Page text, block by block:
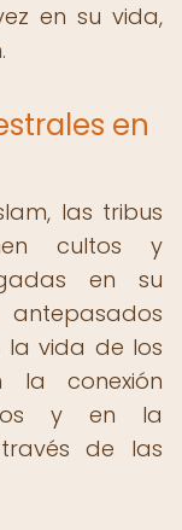
en su vida,
en
las tribus
cultos y
en su
antepasados
vida de los
la conexión
y en la
de las